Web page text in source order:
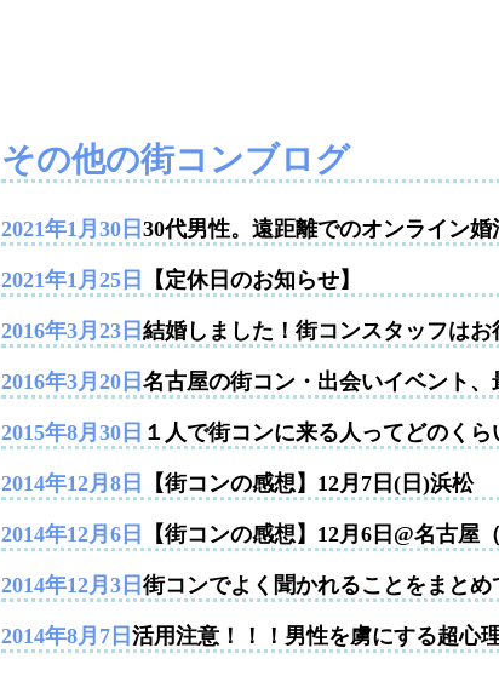
その他の街コンブログ
2021年1月30日 30代男性。遠距離でのオンライン婚
2021年1月25日 【定休日のお知らせ】
2016年3月23日 結婚しました！街コンスタッフはお
2016年3月20日 名古屋の街コン・出会いイベント
2015年8月30日 １人で街コンに来る人ってどのくら
2014年12月8日 【街コンの感想】12月7日(日)浜松
2014年12月6日 【街コンの感想】12月6日@名古屋
2014年12月3日 街コンでよく聞かれることをまとめ
2014年8月7日 活用注意！！！男性を虜にする超心